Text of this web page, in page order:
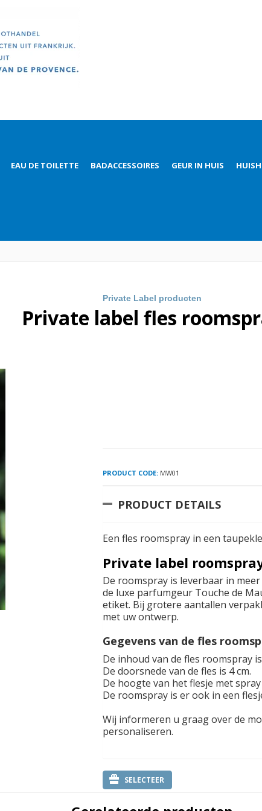
EAU DE TOILETTE BADACCESSOIRES GEUR IN HUIS
Private Label producten
Private label fles
PRODUCT CODE:MW01
PRODUCT DETAILS
Een fles roomspray in een
Private label
De roomspray is leverbaar in
de luxe parfumgeur Touche de
etiket. Bij grotere aantallen
met uw ontwerp.
Gegevens van de fles
De inhoud van de fles roomspray
De doorsnede van de fles is 4 cm.
De hoogte van het flesje met spray
De roomspray is er ook in een
Wij informeren u graag over de
personaliseren.
SELECTEER